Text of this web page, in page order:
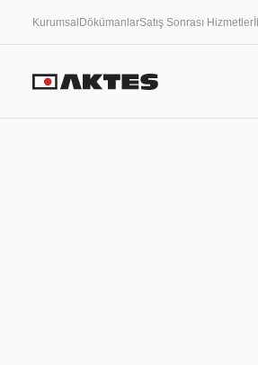
Kurumsal DökümanlarSatış Sonrası Hizmetler